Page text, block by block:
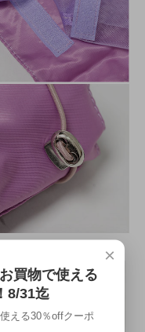
×
買物で使える
8/31迄
える30％offクーポ